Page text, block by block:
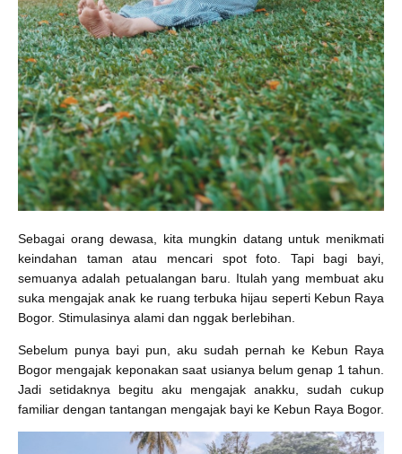
Sebagai orang dewasa, kita mungkin datang untuk menikmati
keindahan taman atau mencari spot foto. Tapi bagi bayi,
semuanya adalah petualangan baru. Itulah yang membuat aku
suka mengajak anak ke ruang terbuka hijau seperti Kebun Raya
Bogor. Stimulasinya alami dan nggak berlebihan.
Sebelum punya bayi pun, aku sudah pernah ke Kebun Raya
Bogor mengajak keponakan saat usianya belum genap 1 tahun.
Jadi setidaknya begitu aku mengajak anakku, sudah cukup
familiar dengan tantangan mengajak bayi ke Kebun Raya Bogor.